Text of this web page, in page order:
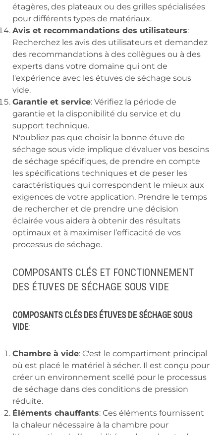
étagères, des plateaux ou des grilles spécialisées
pour différents types de matériaux.
Avis et recommandations des utilisateurs:
Recherchez les avis des utilisateurs et demandez
des recommandations à des collègues ou à des
experts dans votre domaine qui ont de
l'expérience avec les étuves de séchage sous
vide.
Garantie et service: Vérifiez la période de
garantie et la disponibilité du service et du
support technique.
N'oubliez pas que choisir la bonne étuve de
séchage sous vide implique d'évaluer vos besoins
de séchage spécifiques, de prendre en compte
les spécifications techniques et de peser les
caractéristiques qui correspondent le mieux aux
exigences de votre application. Prendre le temps
de rechercher et de prendre une décision
éclairée vous aidera à obtenir des résultats
optimaux et à maximiser l’efficacité de vos
processus de séchage.
COMPOSANTS CLÉS ET FONCTIONNEMENT
DES ÉTUVES DE SÉCHAGE SOUS VIDE
COMPOSANTS CLÉS DES ÉTUVES DE SÉCHAGE SOUS
VIDE:
Chambre à vide: C'est le compartiment principal
où est placé le matériel à sécher. Il est conçu pour
créer un environnement scellé pour le processus
de séchage dans des conditions de pression
réduite.
Éléments chauffants: Ces éléments fournissent
la chaleur nécessaire à la chambre pour